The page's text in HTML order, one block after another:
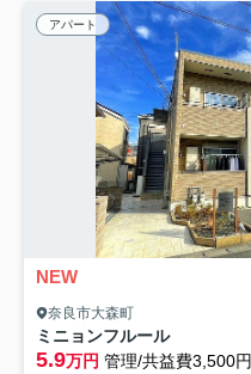
アパート
NEW
奈良市大森町
ミニョンフルール
5.9万円 管理/共益費3,500円